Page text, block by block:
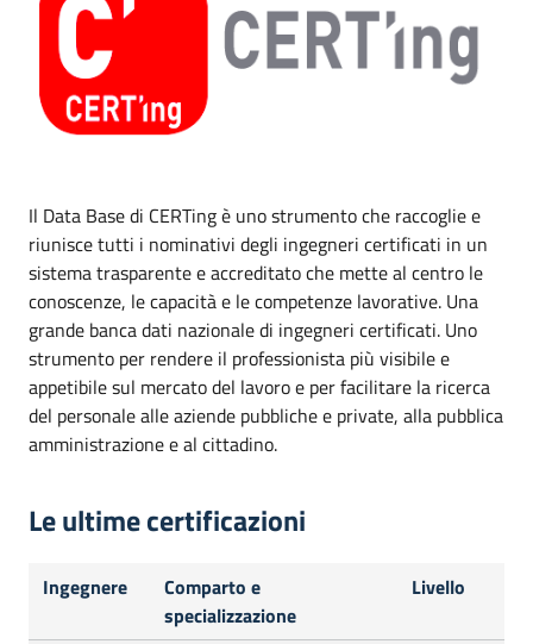
Il Data Base di CERTing è uno strumento che raccoglie e
riunisce tutti i nominativi degli ingegneri certificati in un
sistema trasparente e accreditato che mette al centro le
conoscenze, le capacità e le competenze lavorative. Una
grande banca dati nazionale di ingegneri certificati. Uno
strumento per rendere il professionista più visibile e
appetibile sul mercato del lavoro e per facilitare la ricerca
del personale alle aziende pubbliche e private, alla pubblica
amministrazione e al cittadino.
Le ultime certificazioni
Ingegnere
Comparto e
specializzazione
Livello